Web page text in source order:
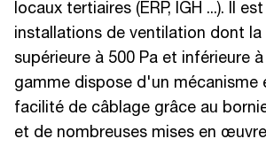
locaux tertiaires (ERP, IGH ...). Il
installations de ventilation dont la
supérieure à 500 Pa et inférieure
gamme dispose d'un mécanisme
facilité de câblage grâce au
et de nombreuses mises en